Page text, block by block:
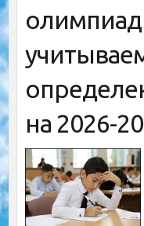
олимпиад
на 2026-